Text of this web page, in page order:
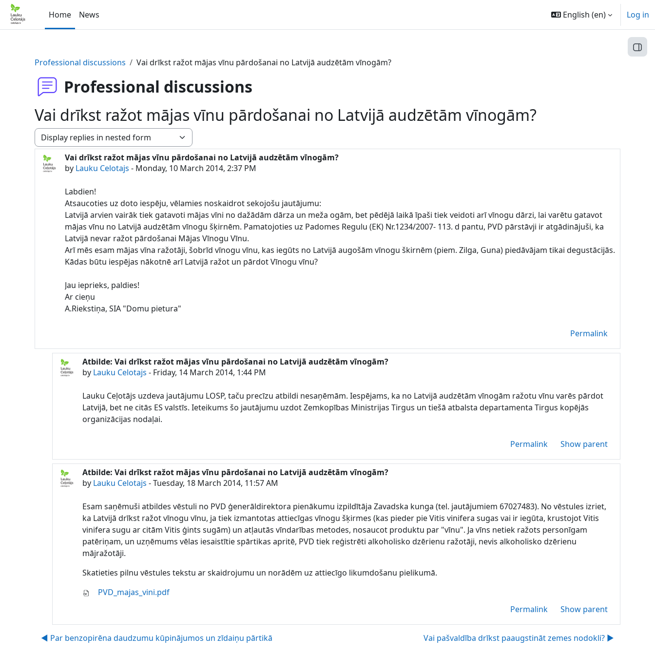
Skip to main content
Home
News English ‎(en)‎ Log in
Professional discussions
Vai drīkst ražot mājas vīnu pārdošanai no Latvijā audzētām vīnogām?
Professional discussions
Vai drīkst ražot mājas vīnu pārdošanai no Latvijā audzētām vīnogām?
Display mode
Vai drīkst ražot mājas vīnu pārdošanai no Latvijā audzētām vīnogām?
by Lauku Celotajs - Monday, 10 March 2014, 2:37 PM
Number of replies: 2
Labdien!
Atsaucoties uz doto iespēju, vēlamies noskaidrot sekojošu jautājumu:
Latvijā arvien vairāk tiek gatavoti mājas vīni no dažādām dārza un meža ogām, bet pēdējā laikā īpaši tiek veidoti arī vīnogu dārzi, lai varētu gatavot
mājas vīnu no Latvijā audzētām vīnogu šķirnēm. Pamatojoties uz Padomes Regulu (EK) Nr.1234/2007- 113. d pantu, PVD pārstāvji ir atgādinājuši, ka
Latvijā nevar ražot pārdošanai Mājas Vīnogu Vīnu.
Arī mēs esam mājas vīna ražotāji, šobrīd vīnogu vīnu, kas iegūts no Latvijā augošām vīnogu škirnēm (piem. Zilga, Guna) piedāvājam tikai degustācijās.
Kādas būtu iespējas nākotnē arī Latvijā ražot un pārdot Vīnogu vīnu?
Jau ieprieks, paldies!
Ar cieņu
A.Riekstiņa, SIA "Domu pietura"
Permalink
In reply to Lauku Celotajs
Atbilde: Vai drīkst ražot mājas vīnu pārdošanai no Latvijā audzētām vīnogām?
by Lauku Celotajs - Friday, 14 March 2014, 1:44 PM
Lauku Ceļotājs uzdeva jautājumu LOSP, taču precīzu atbildi nesaņēmām. Iespējams, ka no Latvijā audzētām vīnogām ražotu vīnu varēs pārdot
Latvijā, bet ne citās ES valstīs. Ieteikums šo jautājumu uzdot Zemkopības Ministrijas Tirgus un tiešā atbalsta departamenta Tirgus kopējās
organizācijas nodaļai.
Permalink Show parent
In reply to Lauku Celotajs
Atbilde: Vai drīkst ražot mājas vīnu pārdošanai no Latvijā audzētām vīnogām?
by Lauku Celotajs -Tuesday, 18 March 2014, 11:57 AM
Esam saņēmuši atbildes vēstuli no PVD ģenerāldirektora pienākumu izpildītāja Zavadska kunga (tel. jautājumiem 67027483). No vēstules izriet,
ka Latvijā drīkst ražot vīnogu vīnu, ja tiek izmantotas attiecīgas vīnogu šķirmes (kas pieder pie Vitis vinifera sugas vai ir iegūta, krustojot Vitis
vinifera sugu ar citām Vitis ģints sugām) un atļautās vīndarības metodes, nosaucot produktu par "vīnu". Ja vīns netiek ražots personīgam
patēriņam, un uzņēmums vēlas iesaistītie spārtikas apritē, PVD tiek reģistrēti alkoholisko dzērienu ražotāji, nevis alkoholisko dzērienu
mājražotāji.
Skatieties pilnu vēstules tekstu ar skaidrojumu un norādēm uz attiecīgo likumdošanu pielikumā.
PVD_majas_vini.pdf
Permalink
Show parent
◀︎ Par benzopirēna daudzumu kūpinājumos un zīdaiņu pārtikā Vai pašvaldība drīkst paaugstināt zemes nodokli? ▶︎